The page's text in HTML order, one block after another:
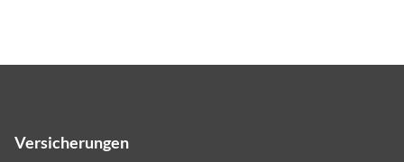
Versicherungen